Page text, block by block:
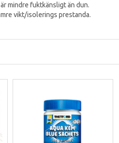
mindre fuktkänsligt än dun.
vikt/isolerings prestanda.